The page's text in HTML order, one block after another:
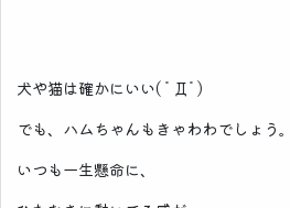
犬や猫は確かにいい( ﾟДﾟ)
でも、ハムちゃんもきゃわわでしょう。
いつも一生懸命に、